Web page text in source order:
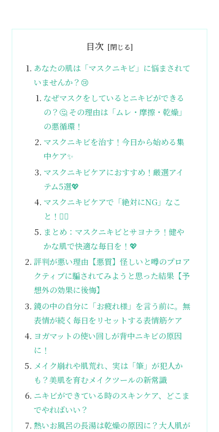
目次
あなたの肌は「マスクニキビ」に悩まされて
いませんか？😢
なぜマスクをしているとニキビができる
の？🤔 その理由は「ムレ・摩擦・乾燥」
の悪循環！
マスクニキビを治す！今日から始める集
中ケア✨
マスクニキビケアにおすすめ！厳選アイ
テム5選💖
マスクニキビケアで「絶対にNG」なこ
と！🙅‍♀️
まとめ：マスクニキビとサヨナラ！健や
かな肌で快適な毎日を！💖
評判が悪い理由【悪質】怪しいと噂のプロア
クティブに騙されてみようと思った結果【予
想外の効果に後悔】
鏡の中の自分に「お疲れ様」を言う前に。無
表情が続く毎日をリセットする表情筋ケア
ヨガマットの使い回しが背中ニキビの原因
に！
メイク崩れや肌荒れ、実は「筆」が犯人か
も？美肌を育むメイクツールの新常識
ニキビができている時のスキンケア、どこま
でやればいい？
熱いお風呂の長湯は乾燥の原因に？大人肌が